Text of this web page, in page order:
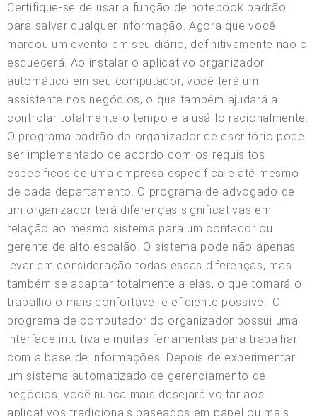
Certifique-se de usar a função de notebook padrão
para salvar qualquer informação. Agora que você
marcou um evento em seu diário, definitivamente não o
esquecerá. Ao instalar o aplicativo organizador
automático em seu computador, você terá um
assistente nos negócios, o que também ajudará a
controlar totalmente o tempo e a usá-lo racionalmente.
O programa padrão do organizador de escritório pode
ser implementado de acordo com os requisitos
específicos de uma empresa específica e até mesmo
de cada departamento. O programa de advogado de
um organizador terá diferenças significativas em
relação ao mesmo sistema para um contador ou
gerente de alto escalão. O sistema pode não apenas
levar em consideração todas essas diferenças, mas
também se adaptar totalmente a elas, o que tornará o
trabalho o mais confortável e eficiente possível. O
programa de computador do organizador possui uma
interface intuitiva e muitas ferramentas para trabalhar
com a base de informações. Depois de experimentar
um sistema automatizado de gerenciamento de
negócios, você nunca mais desejará voltar aos
aplicativos tradicionais baseados em papel ou mais